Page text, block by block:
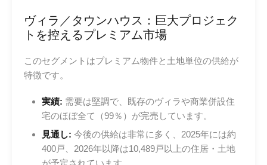
ヴィラ／タウンハウス：巨大プロジェク
トを控えるプレミアム市場
このセグメントはプレミアム物件と土地単位の供給が
特徴です。
実績: 需要は堅調で、既存のヴィラや商業併設住
宅のほぼ全て（99％）が完売しています。
見通し: 今後の供給は非常に多く、2025年には約
400戸、2026年以降は10,489戸以上の住居・土地